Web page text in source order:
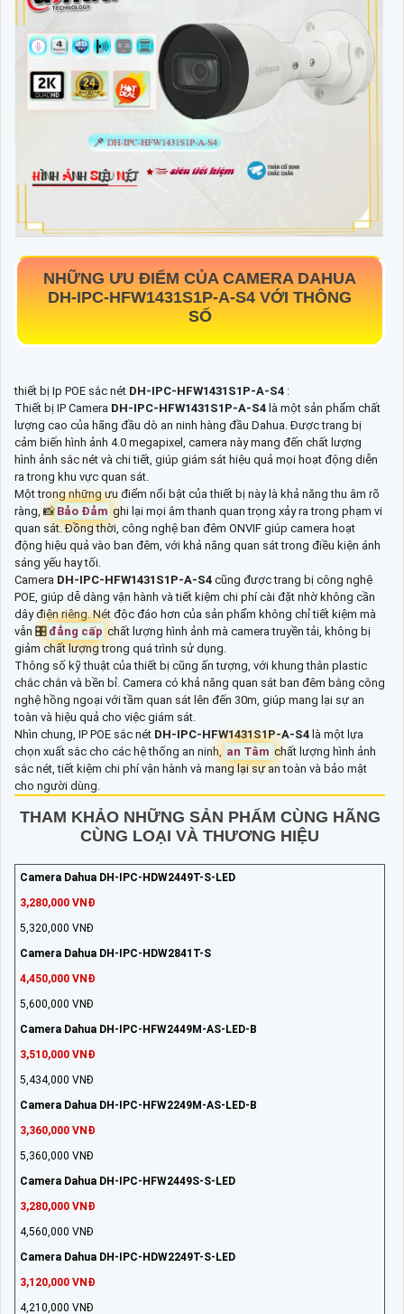
NHỮNG ƯU ĐIỂM CỦA CAMERA DAHUA
DH-IPC-HFW1431S1P-A-S4 VỚI THÔNG
SỐ
thiết bị Ip POE sắc nét DH-IPC-HFW1431S1P-A-S4 :
Thiết bị IP Camera DH-IPC-HFW1431S1P-A-S4 là một sản phẩm chất
lượng cao của hãng đầu dò an ninh hàng đầu Dahua. Được trang bị
cảm biến hình ảnh 4.0 megapixel, camera này mang đến chất lượng
hình ảnh sắc nét và chi tiết, giúp giám sát hiệu quả mọi hoạt động diễn
ra trong khu vực quan sát.
Một trong những ưu điểm nổi bật của thiết bị này là khả năng thu âm rõ
ràng, 📸 Bảo Đảm ghi lại mọi âm thanh quan trọng xảy ra trong phạm vi
quan sát. Đồng thời, công nghệ ban đêm ONVIF giúp camera hoạt
động hiệu quả vào ban đêm, với khả năng quan sát trong điều kiện ánh
sáng yếu hay tối.
Camera DH-IPC-HFW1431S1P-A-S4 cũng được trang bị công nghệ
POE, giúp dễ dàng vận hành và tiết kiệm chi phí cài đặt nhờ không cần
dây điện riêng. Nét độc đáo hơn của sản phẩm không chỉ tiết kiệm mà
vẫn 🎛 đẳng cấp chất lượng hình ảnh mà camera truyền tải, không bị
giảm chất lượng trong quá trình sử dụng.
Thông số kỹ thuật của thiết bị cũng ấn tượng, với khung thân plastic
chắc chắn và bền bỉ. Camera có khả năng quan sát ban đêm bằng công
nghệ hồng ngoại với tầm quan sát lên đến 30m, giúp mang lại sự an
toàn và hiệu quả cho việc giám sát.
Nhìn chung, IP POE sắc nét DH-IPC-HFW1431S1P-A-S4 là một lựa
chọn xuất sắc cho các hệ thống an ninh,
an Tâm chất lượng hình ảnh
sắc nét, tiết kiệm chi phí vận hành và mang lại sự an toàn và bảo mật
cho người dùng.
THAM KHẢO NHỮNG SẢN PHẨM CÙNG HÃNG
CÙNG LOẠI VÀ THƯƠNG HIỆU
Camera Dahua DH-IPC-HDW2449T-S-LED
3,280,000 VNĐ
5,320,000 VNĐ
Camera Dahua DH-IPC-HDW2841T-S
4,450,000 VNĐ
5,600,000 VNĐ
Camera Dahua DH-IPC-HFW2449M-AS-LED-B
3,510,000 VNĐ
5,434,000 VNĐ
Camera Dahua DH-IPC-HFW2249M-AS-LED-B
3,360,000 VNĐ
5,360,000 VNĐ
Camera Dahua DH-IPC-HFW2449S-S-LED
3,280,000 VNĐ
4,560,000 VNĐ
Camera Dahua DH-IPC-HDW2249T-S-LED
3,120,000 VNĐ
4,210,000 VNĐ